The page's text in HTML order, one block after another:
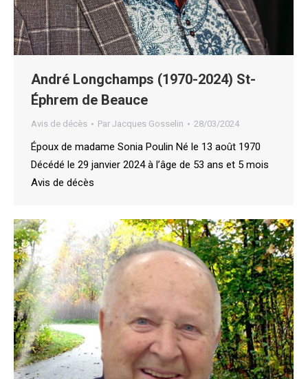
André Longchamps (1970-2024) St-
Éphrem de Beauce
Avis de décès Par Jacques Gosselin 28/03/2024
Époux de madame Sonia Poulin Né le 13 août 1970
Décédé le 29 janvier 2024 à l’âge de 53 ans et 5 mois
Avis de décès